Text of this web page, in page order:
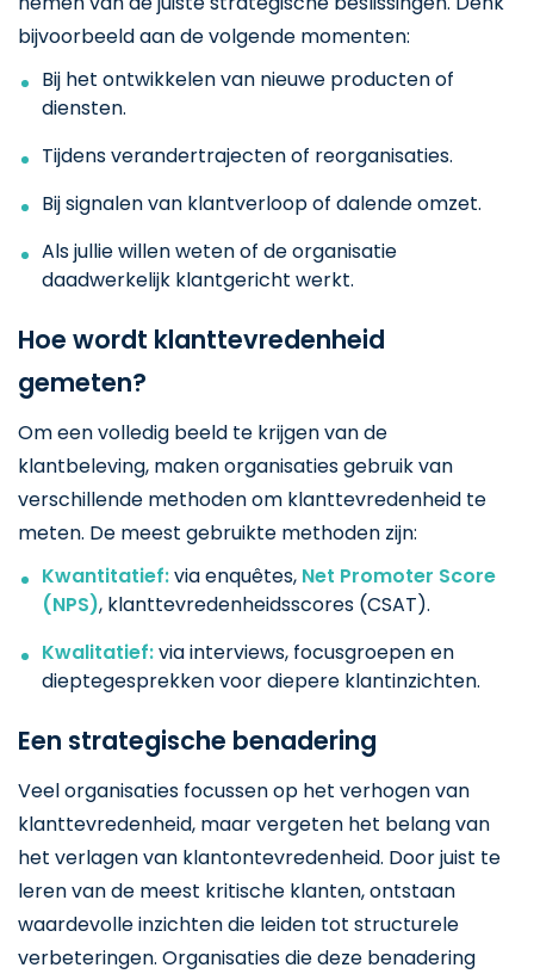
bijvoorbeeld aan de volgende momenten:
Bij het ontwikkelen van nieuwe producten of
diensten.
Tijdens verandertrajecten of reorganisaties.
Bij signalen van klantverloop of dalende omzet.
Als jullie willen weten of de organisatie
daadwerkelijk klantgericht werkt.
Hoe wordt klanttevredenheid
gemeten?
Om een volledig beeld te krijgen van de
klantbeleving, maken organisaties gebruik van
verschillende methoden om klanttevredenheid te
meten. De meest gebruikte methoden zijn:
Kwantitatief:via enquêtes, Net Promoter Score
(NPS), klanttevredenheidsscores (CSAT).
Kwalitatief:via interviews, focusgroepen en
dieptegesprekken voor diepere klantinzichten.
Een strategische benadering
Veel organisaties focussen op het verhogen van
klanttevredenheid, maar vergeten het belang van
het verlagen van klantontevredenheid. Door juist te
leren van de meest kritische klanten, ontstaan
waardevolle inzichten die leiden tot structurele
verbeteringen. Organisaties die deze benadering